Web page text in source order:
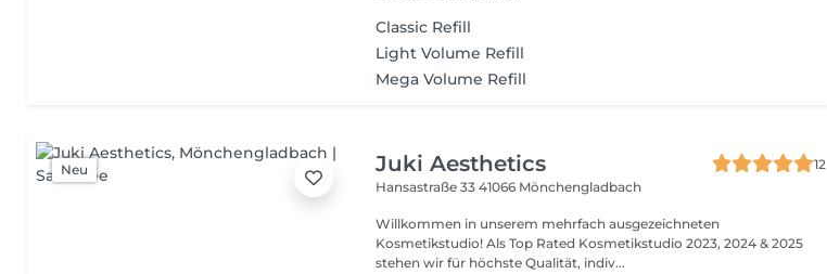
Classic Refill
Light Volume Refill
Mega Volume Refill
Neu Juki Aesthetics
12
Hansastraße 3341066 Mönchengladbach
Willkommen in unserem mehrfach ausgezeichneten
Kosmetikstudio! Als Top Rated Kosmetikstudio 2023, 2024 & 2025
stehen wir für höchste Qualität, indiv...